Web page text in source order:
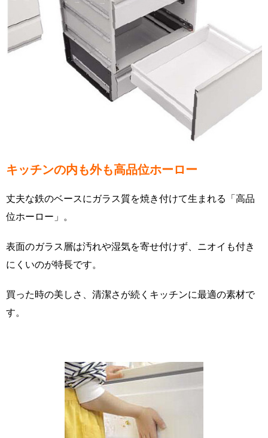
キッチンの内も外も高品位ホーロー
丈夫な鉄のベースにガラス質を焼き付けて生まれる「高品
位ホーロー」。
表面のガラス層は汚れや湿気を寄せ付けず、ニオイも付き
にくいのが特長です。
買った時の美しさ、清潔さが続くキッチンに最適の素材で
す。